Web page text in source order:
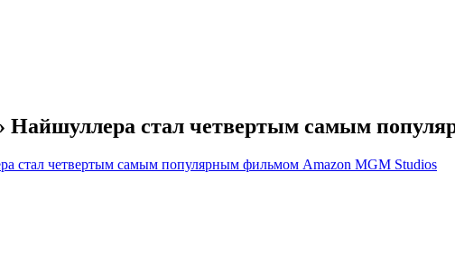
Найшуллера стал четвертым самым
стал четвертым самым популярным фильмом Amazon MGM Studios